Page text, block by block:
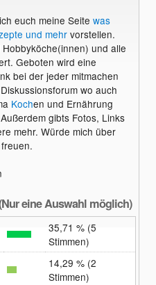
euch meine Seite was
und mehrvorstellen.
und alle
Geboten wird eine
bei der jeder mitmachen
wo auch
Kochen und Ernährung
gibts Fotos, Links
mehr. Würde mich über
eine Auswahl möglich)
35,71 % (5
Stimmen)
14,29 % (2
Stimmen)